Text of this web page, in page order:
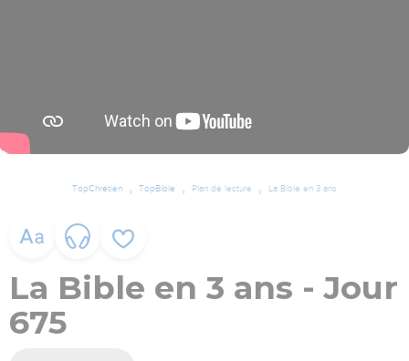
TopChrétien TopBible Plan de lecture La Bible en 3 ans
La Bible en 3 ans - Jour
675